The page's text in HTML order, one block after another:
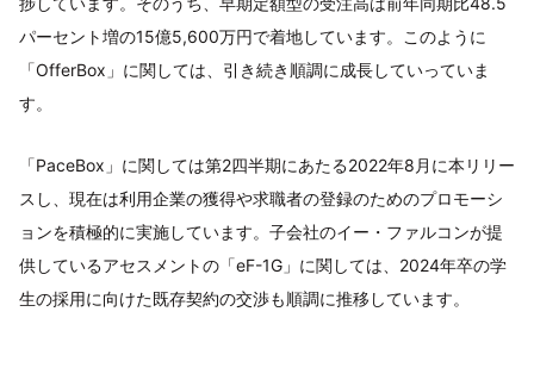
パーセント増の15億5,600万円で着地しています。このように
「OfferBox」に関しては、引き続き順調に成長していっていま
す。
「PaceBox」に関しては第2四半期にあたる2022年8月に本リリー
スし、現在は利用企業の獲得や求職者の登録のためのプロモーシ
ョンを積極的に実施しています。子会社のイー・ファルコンが提
供しているアセスメントの「eF-1G」に関しては、2024年卒の学
生の採用に向けた既存契約の交渉も順調に推移しています。